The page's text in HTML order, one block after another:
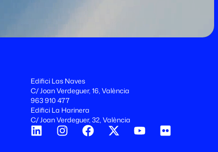
Edifici Las Naves
C/ Joan Verdeguer, 16, València
963 910 477
Edifici La Harinera
C/ Joan Verdeguer, 32, València